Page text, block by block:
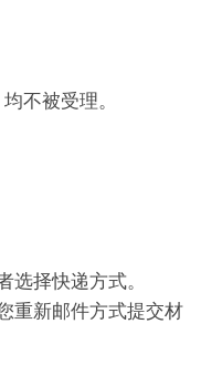
不被受理。
择快递方式。
重新邮件方式提交材